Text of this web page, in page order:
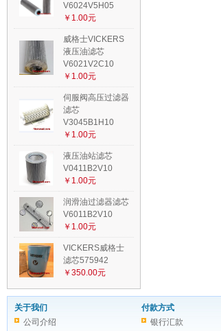
V6024V5H05
￥1.00元
威格士VICKERS
液压油滤芯
V6021V2C10
￥1.00元
伺服阀高压过滤器
滤芯
V3045B1H10
￥1.00元
液压油站滤芯
V0411B2V10
￥1.00元
润滑油过滤器滤芯
V6011B2V10
￥1.00元
VICKERS威格士
滤芯575942
￥350.00元
关于我们
公司介绍
付款方式
银行汇款